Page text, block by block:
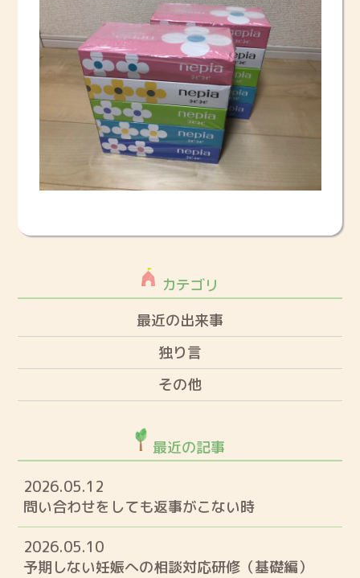
カテゴリ
最近の出来事
独り言
その他
最近の記事
2026.05.12
問い合わせをしても返事がこない時
2026.05.10
予期しない妊娠への相談対応研修（基礎編）